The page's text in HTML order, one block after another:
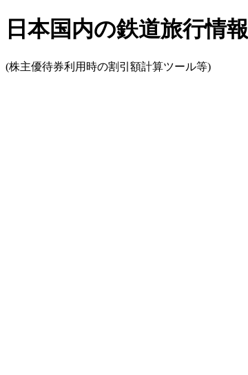
日本国内の鉄道旅行情報
(株主優待券利用時の割引額計算ツール等)